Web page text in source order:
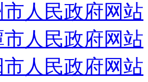
人民政府网站
人民政府网站
人民政府网站